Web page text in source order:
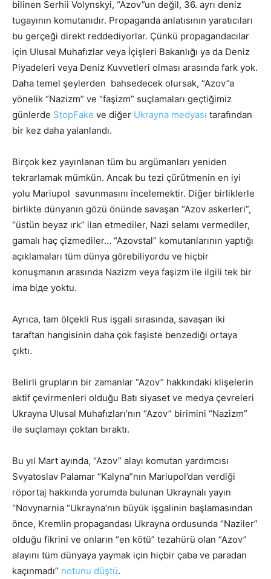
bilinen Serhii Volynskyi, “Azov”un değil, 36. ayrı deniz
tugayının komutanıdır. Propaganda anlatısının yaratıcıları
bu gerçeği direkt reddediyorlar. Çünkü propagandacılar
için Ulusal Muhafızlar veya İçişleri Bakanlığı ya da Deniz
Piyadeleri veya Deniz Kuvvetleri olması arasında fark yok.
Daha temel şeylerden bahsedecek olursak, “Azov”a
yönelik “Nazizm” ve “faşizm” suçlamaları geçtiğimiz
günlerde StopFake ve diğer Ukrayna medyası tarafından
bir kez daha yalanlandı.
Birçok kez yayınlanan tüm bu argümanları yeniden
tekrarlamak mümkün. Ancak bu tezi çürütmenin en iyi
yolu Mariupol savunmasını incelemektir. Diğer birliklerle
birlikte dünyanın gözü önünde savaşan “Azov askerleri”,
“üstün beyaz ırk” ilan etmediler, Nazi selamı vermediler,
gamalı haç çizmediler… “Azovstal” komutanlarının yaptığı
açıklamaları tüm dünya görebiliyordu ve hiçbir
konuşmanın arasında Nazizm veya faşizm ile ilgili tek bir
ima biдe yoktu.
Ayrıca, tam ölçekli Rus işgali sırasında, savaşan iki
taraftan hangisinin daha çok faşiste benzediği ortaya
çıktı.
Belirli grupların bir zamanlar “Azov” hakkındaki klişelerin
aktif çevirmenleri olduğu Batı siyaset ve medya çevreleri
Ukrayna Ulusal Muhafızları’nın “Azov” birimini “Nazizm”
ile suçlamayı çoktan bıraktı.
Bu yıl Mart ayında, “Azov” alayı komutan yardımcısı
Svyatoslav Palamar “Kalyna”nın Mariupol’dan verdiği
röportaj hakkında yorumda bulunan Ukraynalı yayın
“Novynarnia “Ukrayna’nın büyük işgalinin başlamasından
önce, Kremlin propagandası Ukrayna ordusunda “Naziler”
olduğu fikrini ve onların “en kötü” tezahürü olan “Azov”
alayını tüm dünyaya yaymak için hiçbir çaba ve paradan
kaçınmadı” notunu düştü.